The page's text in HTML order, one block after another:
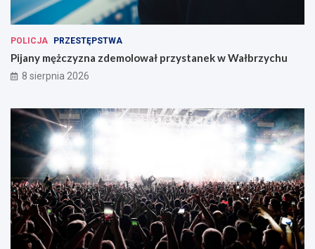
POLICJA PRZESTĘPSTWA
Pijany mężczyzna zdemolował przystanek w Wałbrzychu
8 sierpnia 2026